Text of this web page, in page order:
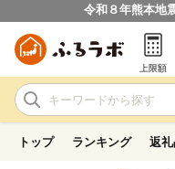
令和８年熊本地
上限額
トップ ランキング 返